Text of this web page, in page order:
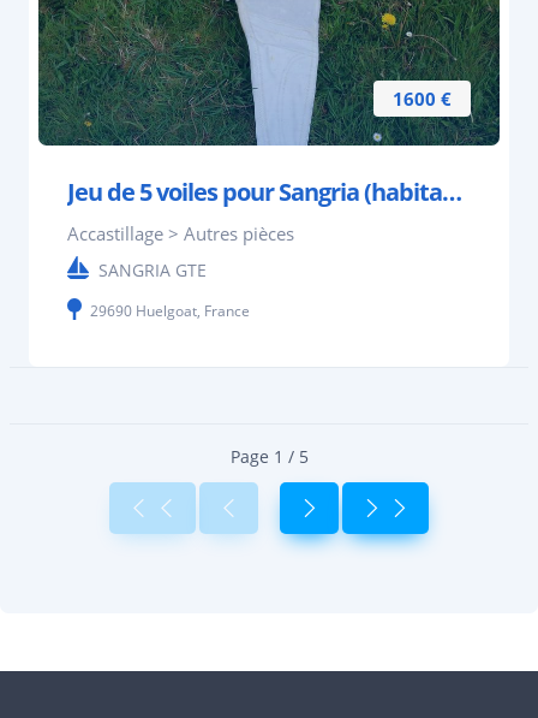
1600 €
Jeu de 5 voiles pour Sangria (habitable de 7.60 m)
Accastillage > Autres pièces
SANGRIA GTE
29690 Huelgoat, France
Page 1 / 5